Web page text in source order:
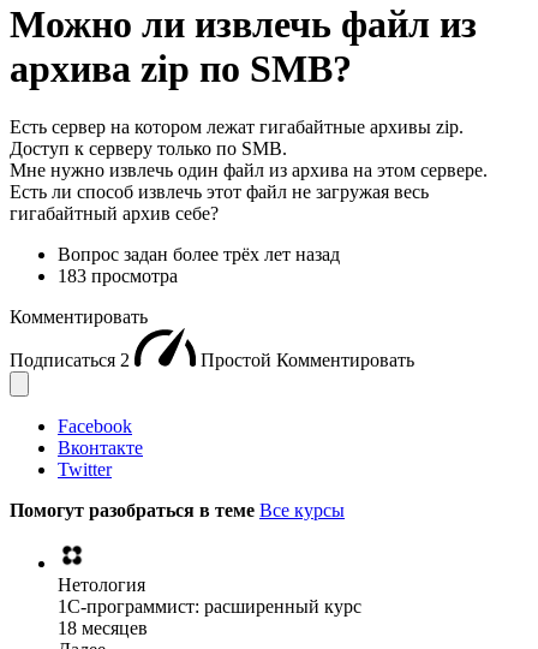
Можно ли извлечь файл из
архива zip по SMB?
Есть сервер на котором лежат гигабайтные архивы zip.
Доступ к серверу только по SMB.
Мне нужно извлечь один файл из архива на этом сервере.
Есть ли способ извлечь этот файл не загружая весь
гигабайтный архив себе?
Вопрос задан более трёх лет назад
183 просмотра
Комментировать
Подписаться 2 Простой Комментировать
Facebook
Вконтакте
Twitter
Помогут разобраться в теме Все курсы
Нетология
1C-программист: расширенный курс
18 месяцев